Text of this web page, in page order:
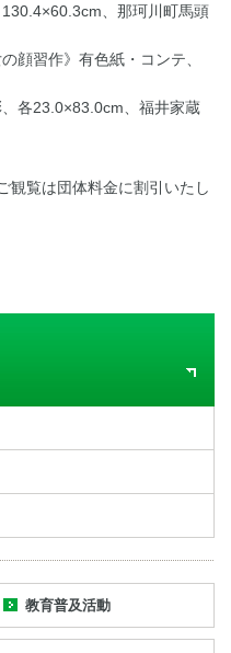
、那珂川町馬頭
顔習作》有色紙・コンテ、
各23.0×83.0cm、福井家蔵
観覧は団体料金に割引いたし
教育普及活動